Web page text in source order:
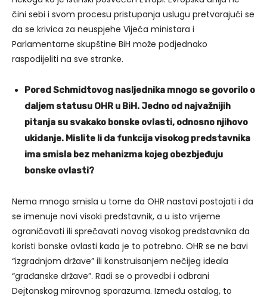
čini sebi i svom procesu pristupanja uslugu pretvarajući se
da se krivica za neuspjehe Vijeća ministara i
Parlamentarne skupštine BiH može podjednako
raspodijeliti na sve stranke.
Pored Schmidtovog nasljednika mnogo se govorilo o
daljem statusu OHR u BiH. Jedno od najvažnijih
pitanja su svakako bonske ovlasti, odnosno njihovo
ukidanje. Mislite li da funkcija visokog predstavnika
ima smisla bez mehanizma kojeg obezbjeđuju
bonske ovlasti?
Nema mnogo smisla u tome da OHR nastavi postojati i da
se imenuje novi visoki predstavnik, a u isto vrijeme
ograničavati ili sprečavati novog visokog predstavnika da
koristi bonske ovlasti kada je to potrebno. OHR se ne bavi
“izgradnjom države” ili konstruisanjem nečijeg ideala
“građanske države”. Radi se o provedbi i odbrani
Dejtonskog mirovnog sporazuma. Između ostalog, to